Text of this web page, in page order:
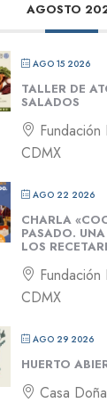
AGOSTO
AGO 15 2026
TALLER DE
SALADOS
CDMX
AGO 22 2026
CHARLA
PASADO.
LOS
CDMX
AGO 29 2026
HUERTO
Casa